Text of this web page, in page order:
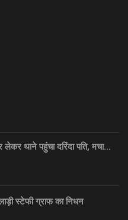
लेकर थाने पहुंचा दरिंदा पति, मचा…
स्टेफी ग्राफ का निधन